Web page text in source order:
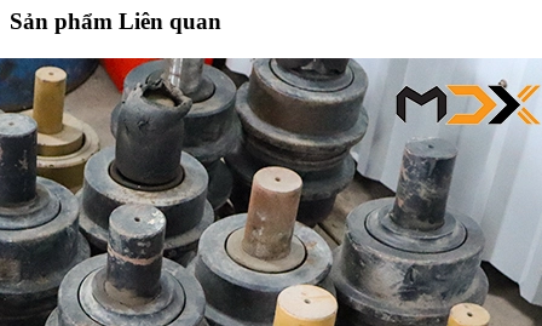
Sản phẩm Liên quan